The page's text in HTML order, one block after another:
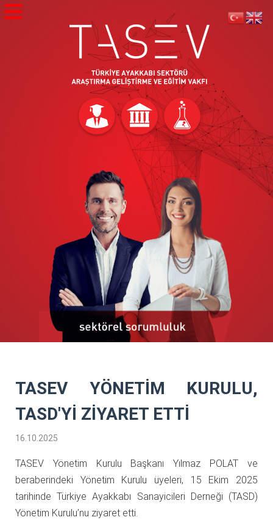
TASEV YÖNETİM KURULU,
TASD'Yİ ZİYARET ETTİ
16.10.2025
TASEV Yönetim Kurulu Başkanı Yılmaz POLAT ve
beraberindeki Yönetim Kurulu üyeleri, 15 Ekim 2025
tarihinde Türkiye Ayakkabı Sanayicileri Derneği (TASD)
Yönetim Kurulu’nu ziyaret etti.